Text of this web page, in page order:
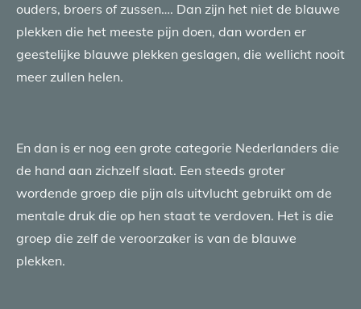
ouders, broers of zussen…. Dan zijn het niet de blauwe
plekken die het meeste pijn doen, dan worden er
geestelijke blauwe plekken geslagen, die wellicht nooit
meer zullen helen.
En dan is er nog een grote categorie Nederlanders die
de hand aan zichzelf slaat. Een steeds groter
wordende groep die pijn als uitvlucht gebruikt om de
mentale druk die op hen staat te verdoven. Het is die
groep die zelf de veroorzaker is van de blauwe
plekken.